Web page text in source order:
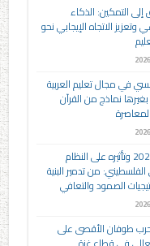
التمكين: الذكاء
وتعزيز الاتجاه الإيجابي نحو
في مجال تعليم العربية
بغيرها نماذج من القرآن
عدوان 2023 وتأثيره على النظام
من تدمير البنية
الصمود والتعافي
حرب طوفان الأقصى على